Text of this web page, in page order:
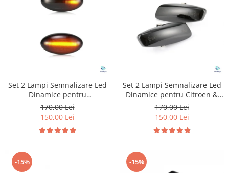
Volkswagen
Dopuri anulare clapete admisie
Kit reparatie faruri
95%
Eleron Portbagaj
Set 2 Lampi Semnalizare Led
Dinamice pentru
Peugeot&Citroen
170,00 Lei
150,00 Lei
Set 2 Lampi Semnalizare Led
Dinamice pentru Citroen &
Peugeot
170,00 Lei
150,00 Lei
-15% -15%